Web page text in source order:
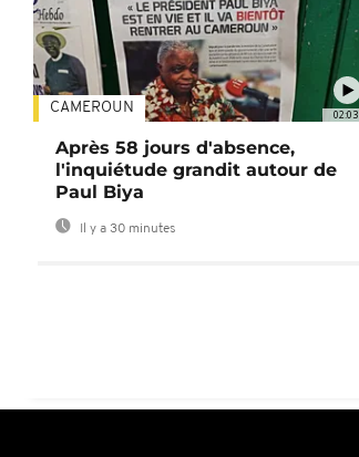
02:03
CAMEROUN
Après 58 jours d'absence,
l'inquiétude grandit autour de
Paul Biya
Il y a 30 minutes